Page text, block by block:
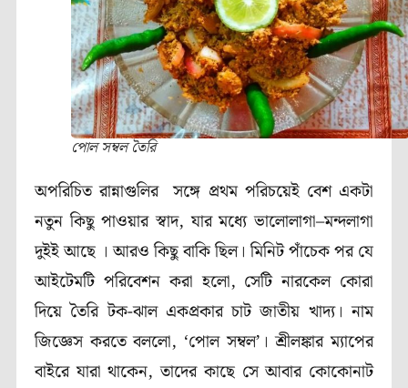
পোল সম্বল তৈরি
অপরিচিত রান্নাগুলির সঙ্গে প্রথম পরিচয়েই বেশ একটা
নতুন কিছু পাওয়ার স্বাদ, যার মধ্যে ভালোলাগা–মন্দলাগা
দুইই আছে । আরও কিছু বাকি ছিল। মিনিট পাঁচেক পর যে
আইটেমটি পরিবেশন করা হলো, সেটি নারকেল কোরা
দিয়ে তৈরি টক-ঝাল একপ্রকার চাট জাতীয় খাদ্য। নাম
জিজ্ঞেস করতে বললো, ‘পোল সম্বল’। শ্রীলঙ্কার ম্যাপের
বাইরে যারা থাকেন, তাদের কাছে সে আবার কোকোনাট